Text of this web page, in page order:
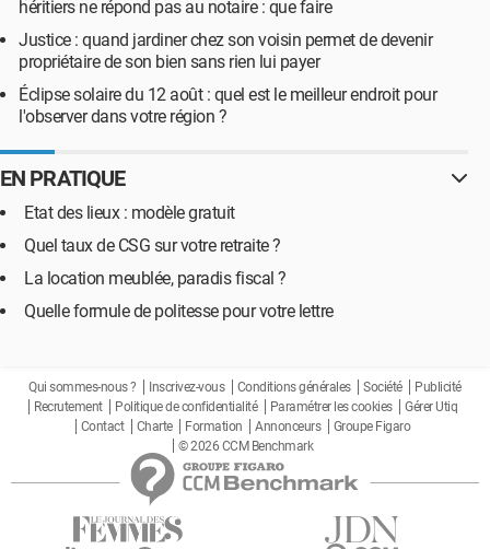
héritiers ne répond pas au notaire : que faire
Justice : quand jardiner chez son voisin permet de devenir
propriétaire de son bien sans rien lui payer
Éclipse solaire du 12 août : quel est le meilleur endroit pour
l'observer dans votre région ?
EN PRATIQUE
Etat des lieux : modèle gratuit
Quel taux de CSG sur votre retraite ?
La location meublée, paradis fiscal ?
Quelle formule de politesse pour votre lettre
Qui sommes-nous ? Inscrivez-vous Conditions générales Société
Publicité
Recrutement
Politique de confidentialité Paramétrer les cookies
Gérer Utiq
Contact
Charte Formation Annonceurs
Groupe Figaro
© 2026 CCM Benchmark